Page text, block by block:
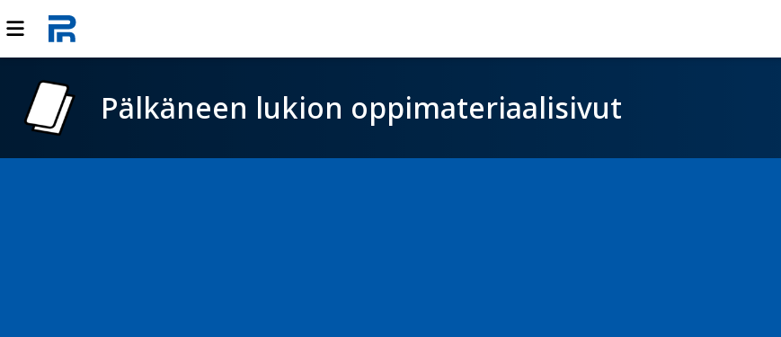
Pälkäneen lukion oppimateriaalisivut